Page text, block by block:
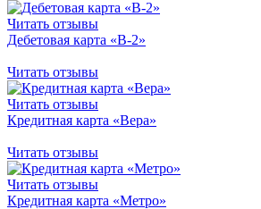
Читать отзывы
Дебетовая карта «B-2»
Читать отзывы
Читать отзывы
Кредитная карта «Вера»
Читать отзывы
Читать отзывы
Кредитная карта «Метро»